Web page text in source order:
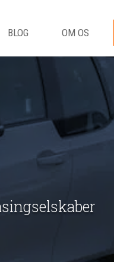
BLOG OM OS